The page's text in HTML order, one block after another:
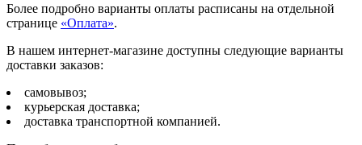
Более подробно варианты оплаты расписаны на отдельной
странице «Оплата».
В нашем интернет-магазине доступны следующие варианты
доставки заказов:
самовывоз;
курьерская доставка;
доставка транспортной компанией.